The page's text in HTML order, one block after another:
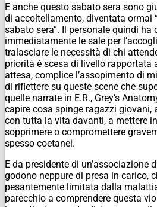
E anche questo sabato sera sono
di accoltellamento, diventata ormai
sabato sera”. Il personale quindi ha
immediatamente le sale per
tralasciare le necessità di chi
priorità è scesa di livello rapportata
attesa, complice l’assopimento di
di riflettere su queste scene che
quelle narrate in E.R., Grey’s
capire cosa spinge ragazzi giovani,
con tutta la vita davanti, a mettere
sopprimere o compromettere
spesso coetanei.
E da presidente di un’associazione
godono neppure di presa in carico,
pesantemente limitata dalla
parecchio a comprendere questa